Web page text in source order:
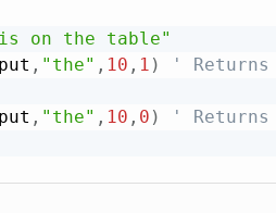
is on the table"
, "the" , 10 , 1 )
'
, "the" , 10 , 0 )
'